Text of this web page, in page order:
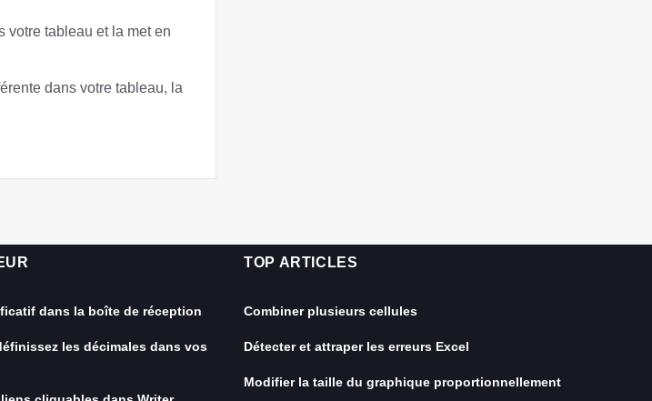
votre tableau et la met en
dans votre tableau, la
dans la boîte de réception
les décimales dans vos
TOP ARTICLES
Combiner plusieurs cellules
Détecter et attraper les erreurs Excel
Modifier la taille du graphique proportionnellement